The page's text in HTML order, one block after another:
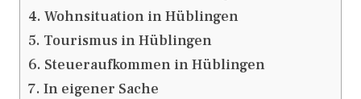
Wohnsituation in Hüblingen
Tourismus in Hüblingen
Steueraufkommen in Hüblingen
In eigener Sache